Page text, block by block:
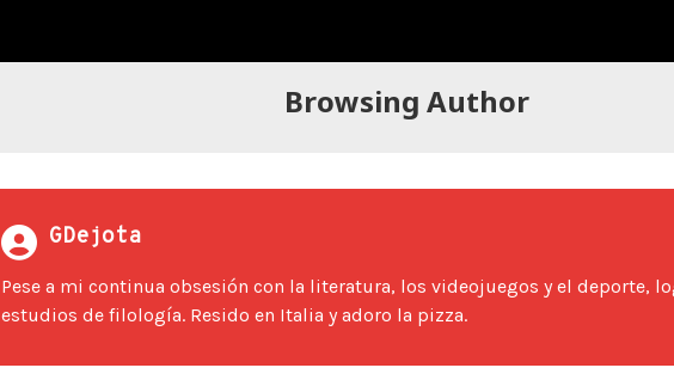
Browsing Author
GDejota
Pese a mi continua obsesión con la literatura, los videojuegos y el deporte,
estudios de filología. Resido en Italia y adoro la pizza.